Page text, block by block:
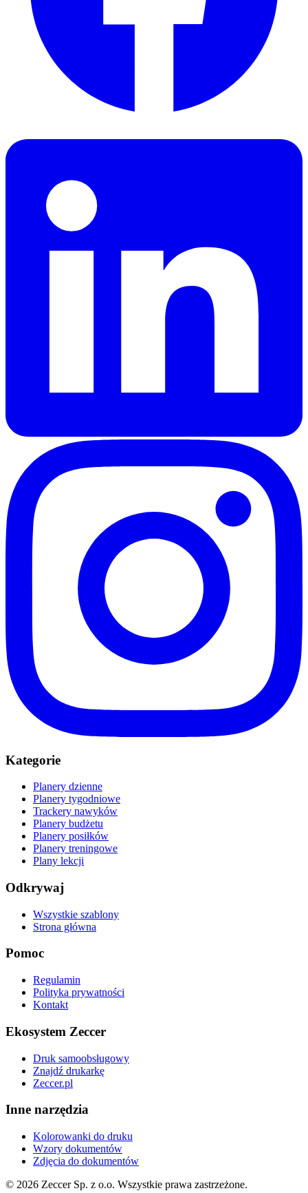
Kategorie
Planery dzienne
Planery tygodniowe
Trackery nawyków
Planery budżetu
Planery posiłków
Planery treningowe
Plany lekcji
Odkrywaj
Wszystkie szablony
Strona główna
Pomoc
Regulamin
Polityka prywatności
Kontakt
Ekosystem Zeccer
Druk samoobsługowy
Znajdź drukarkę
Zeccer.pl
Inne narzędzia
Kolorowanki do druku
Wzory dokumentów
Zdjęcia do dokumentów
© 2026 Zeccer Sp. z o.o. Wszystkie prawa zastrzeżone.